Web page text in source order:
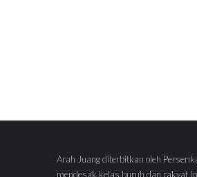
Arah Juang diterbitkan oleh
mendesak kelas buruh dan rakyat